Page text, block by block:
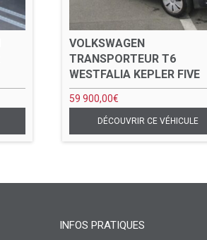
VOLKSWAGEN
TRANSPORTEUR T6
WESTFALIA KEPLER FIVE
59 900,00€
INFOS PRATIQUES